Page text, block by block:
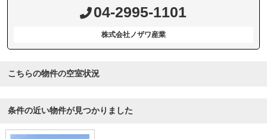
04-2995-1101
株式会社ノザワ産業
こちらの物件の空室状況
条件の近い物件が見つかりました